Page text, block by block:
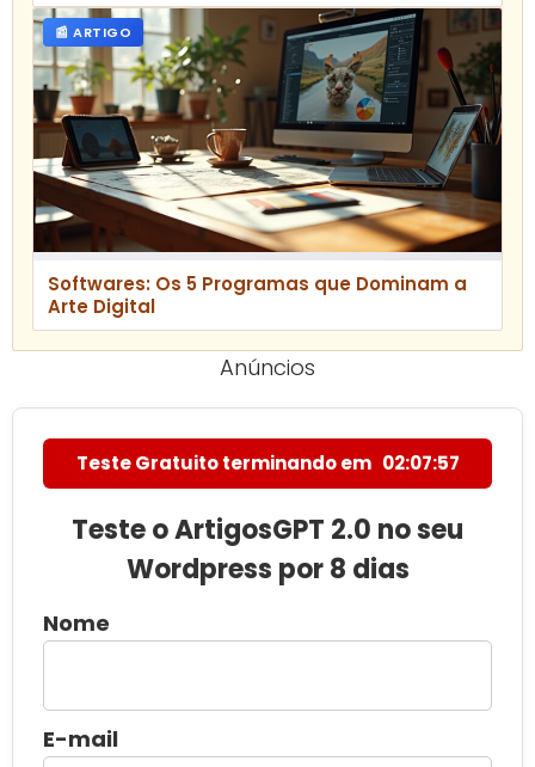
📰 ARTIGO
Softwares: Os 5 Programas que Dominam a
Arte Digital
Anúncios
Teste Gratuito terminando em 02:07:55
Teste o ArtigosGPT 2.0 no seu
Wordpress por 8 dias
Nome
E-mail